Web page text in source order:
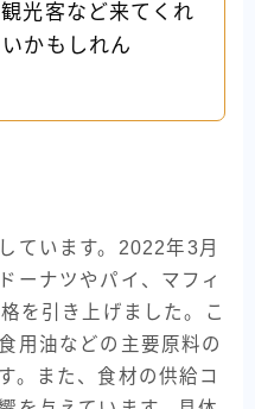
光客など来てくれ
かもしれん
ています。2022年3月
ーナツやパイ、マフィ
を引き上げました。こ
用油などの主要原料の
。また、食材の供給コ